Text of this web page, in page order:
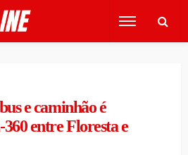
e caminhão é
entre Floresta e